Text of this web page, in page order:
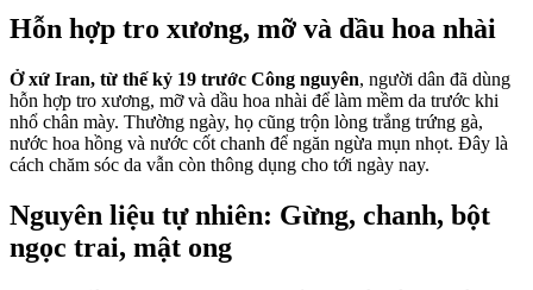
Hỗn hợp tro xương, mỡ và dầu hoa nhài
Ở xứ Iran, từ thế kỷ 19 trước Công nguyên, người dân đã dùng
hỗn hợp tro xương, mỡ và dầu hoa nhài để làm mềm da trước khi
nhổ chân mày. Thường ngày, họ cũng trộn lòng trắng trứng gà,
nước hoa hồng và nước cốt chanh để ngăn ngừa mụn nhọt. Đây là
cách chăm sóc da vẫn còn thông dụng cho tới ngày nay.
Nguyên liệu tự nhiên: Gừng, chanh, bột
ngọc trai, mật ong